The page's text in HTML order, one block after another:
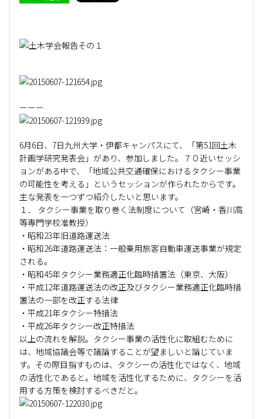
ーーー
6月6日、7日九州大学・伊都キャンパスにて、「第51回土木
計画学研究発表会」があり、参加しました。７０近いセッシ
ョンがある中で、「地域公共交通確保におけるタクシー事業
の可能性を考える」というセッションが作られたからです。
主な発表を一つずつ紹介したいと思います。
１． タクシー事業を取り巻く法制度について（宮崎・香川高
等専門学校准教授）
・昭和23年旧道路運送法
・昭和26年道路運送法：一般乗用旅客自動車運送事業が規定
される。
・昭和45年タクシー業務適正化臨時措置法（東京、大阪）
・平成12年道路運送法の改正及びタクシー業務適正化臨時措
置法の一部を改正する法律
・平成21年タクシー特措法
・平成26年タクシー改正特措法
以上の流れを解説。タクシー事業の活性化に取組むために
は、地域協議会等で議論することが望ましいと論じていま
す。その際目指すものは、タクシーの活性化ではなく、地域
の活性化であると。地域を活性化するために、タクシーを活
用する方策を検討するべきだと。